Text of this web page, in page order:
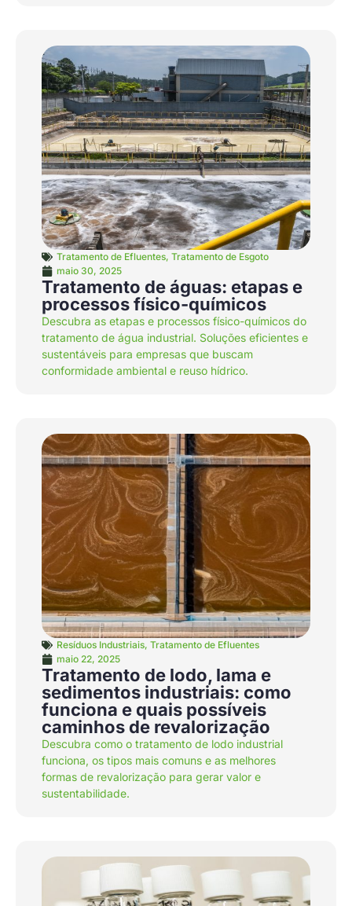
Tratamento de Efluentes, Tratamento de Esgoto
maio 30, 2025
Tratamento de águas: etapas e
processos físico-químicos
Descubra as etapas e processos físico-químicos do
tratamento de água industrial. Soluções eficientes e
sustentáveis para empresas que buscam
conformidade ambiental e reuso hídrico.
Resíduos Industriais, Tratamento de Efluentes
maio 22, 2025
Tratamento de lodo, lama e
sedimentos industriais: como
funciona e quais possíveis
caminhos de revalorização
Descubra como o tratamento de lodo industrial
funciona, os tipos mais comuns e as melhores
formas de revalorização para gerar valor e
sustentabilidade.